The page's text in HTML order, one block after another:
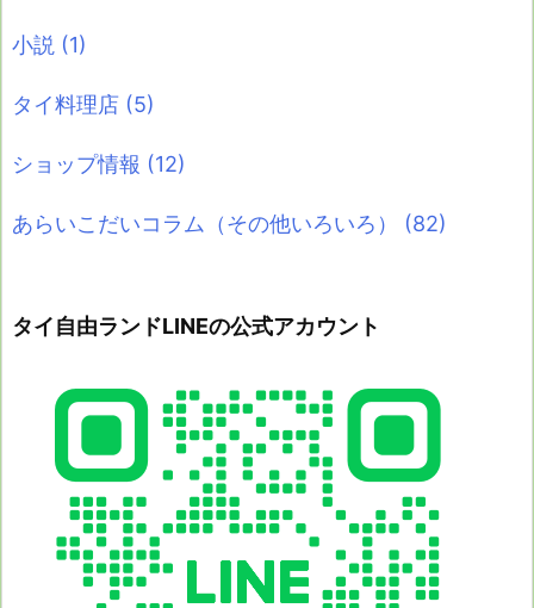
小説 (1)
タイ料理店 (5)
ショップ情報 (12)
あらいこだいコラム（その他いろいろ） (82)
タイ自由ランドLINEの公式アカウント